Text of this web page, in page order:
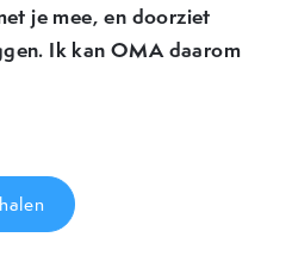
je mee, en doorziet
Ik kan OMA daarom